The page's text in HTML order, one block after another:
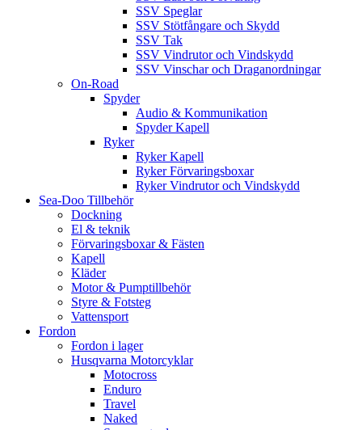
SSV Speglar
SSV Stötfångare och Skydd
SSV Tak
SSV Vindrutor och Vindskydd
SSV Vinschar och Draganordningar
On-Road
Spyder
Audio & Kommunikation
Spyder Kapell
Ryker
Ryker Kapell
Ryker Förvaringsboxar
Ryker Vindrutor och Vindskydd
Sea-Doo Tillbehör
Dockning
El & teknik
Förvaringsboxar & Fästen
Kapell
Kläder
Motor & Pumptillbehör
Styre & Fotsteg
Vattensport
Fordon
Fordon i lager
Husqvarna Motorcyklar
Motocross
Enduro
Travel
Naked